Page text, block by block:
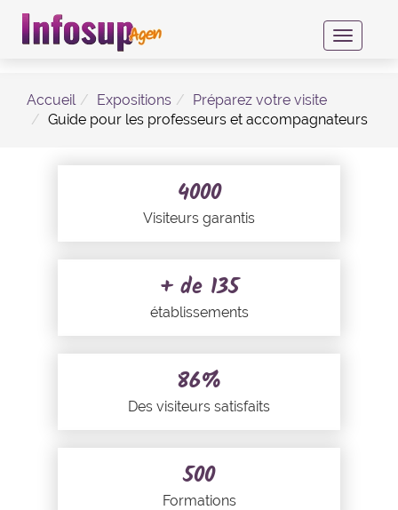
Toggle
Accueil Expositions
Préparez votre visite
Guide pour les professeurs et accompagnateurs
4000
Visiteurs garantis
+ de 135
établissements
86%
Des visiteurs satisfaits
500
Formations